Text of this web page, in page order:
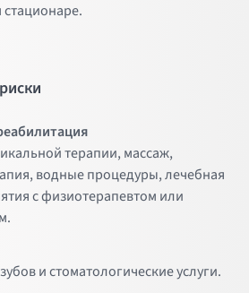
стационаре.
терапии, массаж,
водные процедуры, лечебная
с физиотерапевтом или
и стоматологические услуги.